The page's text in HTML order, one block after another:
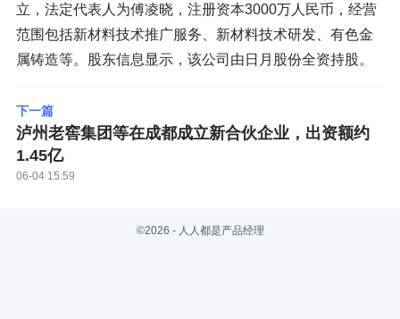
立，法定代表人为傅凌晓，注册资本3000万人民币，经营
范围包括新材料技术推广服务、新材料技术研发、有色金
属铸造等。股东信息显示，该公司由日月股份全资持股。
下一篇
泸州老窖集团等在成都成立新合伙企业，出资额约
1.45亿
06-04 15:59
©2026 - 人人都是产品经理